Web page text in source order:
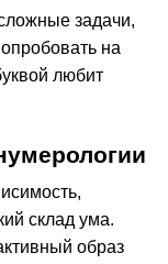
задачи,
на
любит
склад ума.
образ